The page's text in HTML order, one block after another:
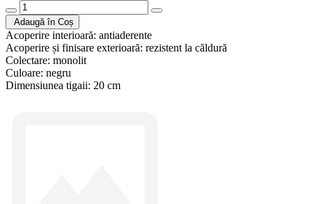
Adaugă în Coș
Acoperire interioară: antiaderente
Acoperire și finisare exterioară: rezistent la căldură
Colectare: monolit
Culoare: negru
Dimensiunea tigaii: 20 cm